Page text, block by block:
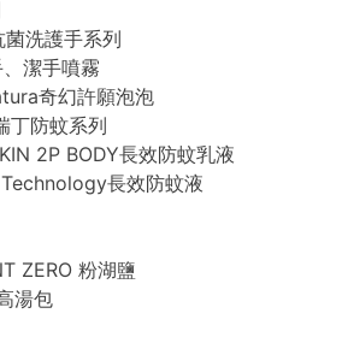
洗護手系列
潔手噴霧
奇幻許願泡泡
丁防蚊系列
2P BODY長效防蚊乳液
長效防蚊液
ZERO 粉湖鹽
湯包